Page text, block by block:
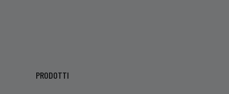
PRODOTTI